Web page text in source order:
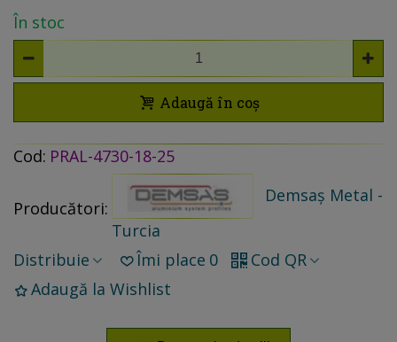
În stoc
Adaugă în coș
Cod: PRAL-4730-18-25
Producători:
Demsaș Metal -
Turcia
Distribuie
Îmi place 0
Cod QR
Adaugă la Wishlist